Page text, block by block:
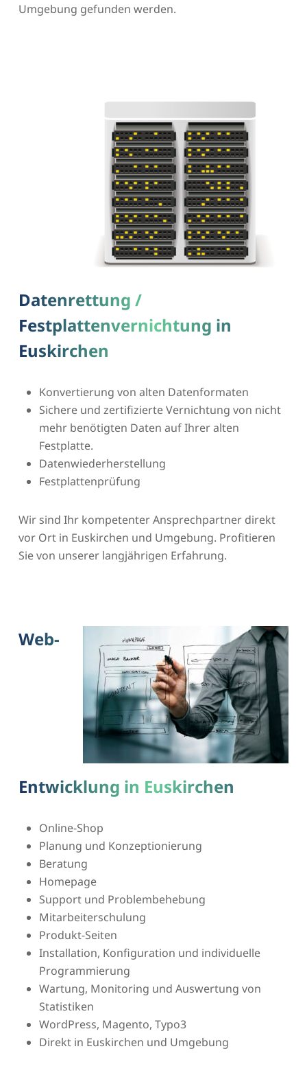
Umgebung gefunden werden.
Datenrettung /
Festplattenvernichtung in
Euskirchen
Konvertierung von alten Datenformaten
Sichere und zertifizierte Vernichtung von nicht
mehr benötigten Daten auf Ihrer alten
Festplatte.
Datenwiederherstellung
Festplattenprüfung
Wir sind Ihr kompetenter Ansprechpartner direkt
vor Ort in Euskirchen und Umgebung. Profitieren
Sie von unserer langjährigen Erfahrung.
Web-
Entwicklung in Euskirchen
Online-Shop
Planung und Konzeptionierung
Beratung
Homepage
Support und Problembehebung
Mitarbeiterschulung
Produkt-Seiten
Installation, Konfiguration und individuelle
Programmierung
Wartung, Monitoring und Auswertung von
Statistiken
WordPress, Magento, Typo3
Direkt in Euskirchen und Umgebung